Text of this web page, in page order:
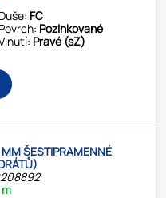
Duše: FC
Povrch: Pozinkované
Pravé (sZ)
ŠESTIPRAMENNÉ